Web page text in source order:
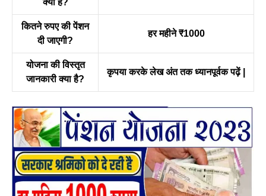
क्या है?
कितने रुपए की पेंशन
दी जाएगी?
हर महीने ₹1000
योजना की विस्तृत
जानकारी क्या है?
कृपया करके लेख अंत तक ध्यानपूर्वक पढ़ें |